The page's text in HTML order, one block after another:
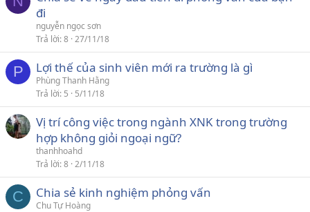
đi
nguyễn ngọc sơn
Trả lời 8 27/11/18
P Lợi thế của sinh viên mới ra trường là gì
Phùng Thanh Hằng
Trả lời 5 5/11/18
Vị trí công việc trong ngành XNK trong trường
hợp không giỏi ngoại ngữ?
thanhhoahd
Trả lời 8 2/11/18
C Chia sẻ kinh nghiệm phỏng vấn
Chu Tự Hoàng